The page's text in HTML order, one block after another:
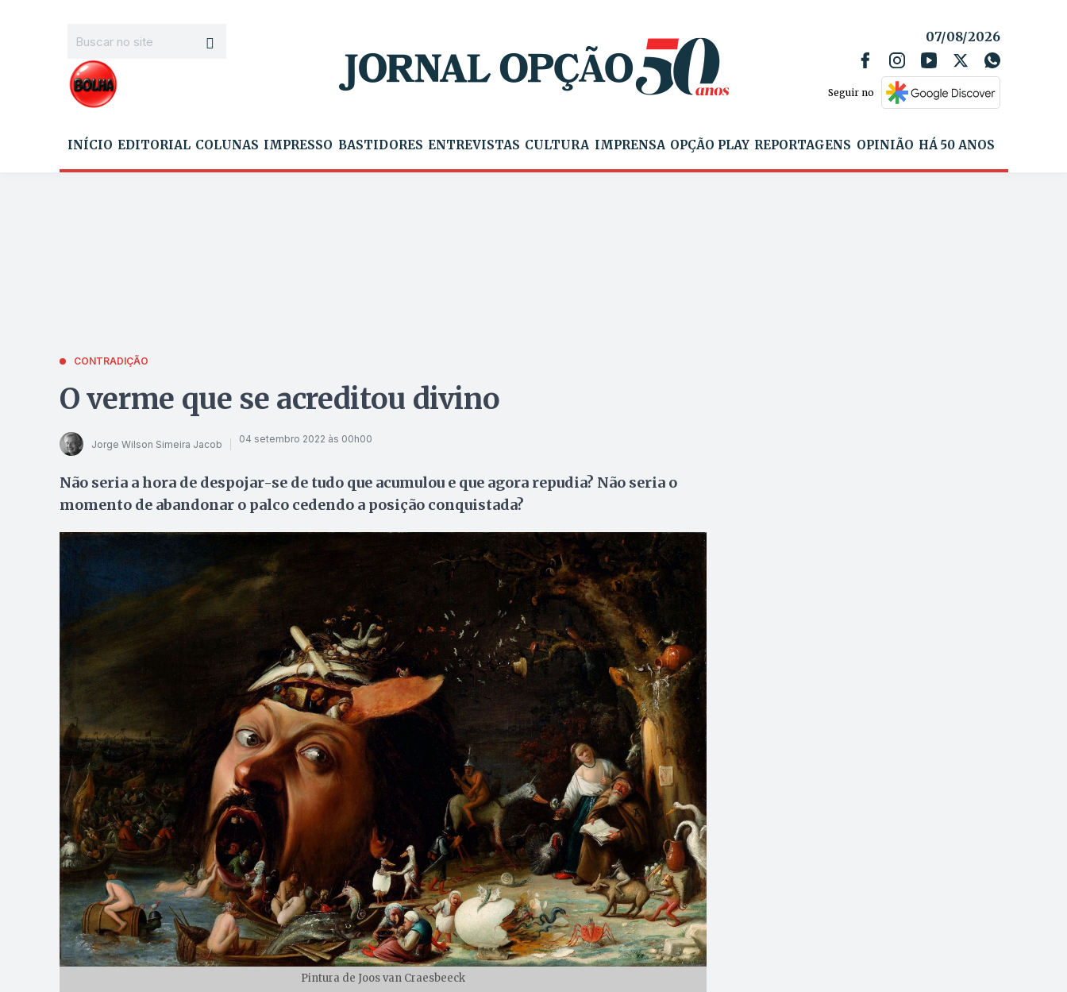
07/08/2026
Seguir no
INÍCIO EDITORIAL COLUNAS IMPRESSO BASTIDORES ENTREVISTAS CULTURA IMPRENSA OPÇÃO PLAY REPORTAGENS OPINIÃO HÁ 50 ANOS
CONTRADIÇÃO
O verme que se acreditou divino
Jorge Wilson Simeira Jacob 04 setembro 2022 às 00h00
Não seria a hora de despojar-se de tudo que acumulou e que agora repudia? Não seria o
momento de abandonar o palco cedendo a posição conquistada?
Pintura de Joos van Craesbeeck